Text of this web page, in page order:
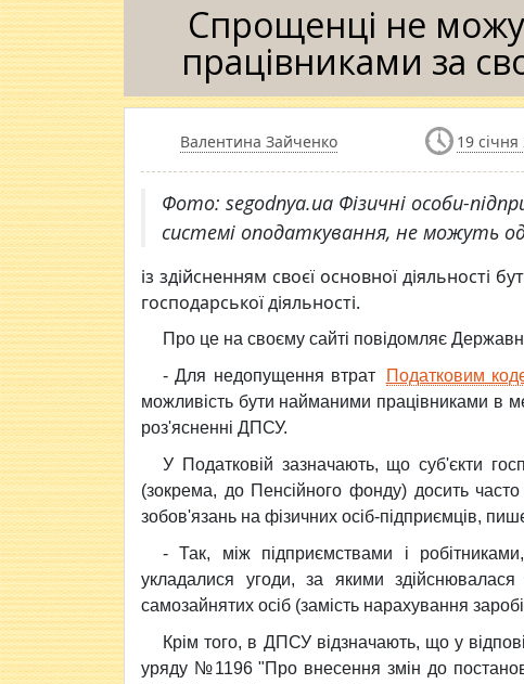
Спрощенці не
працівниками за
Валентина Зайченко 19
Фото: segodnya.ua Фізичні особи-
системі оподаткування, не можуть
із здійсненням своєї основної
господарської діяльності.
Про це на своєму сайті повідомляє
- Для недопущення втрат
Податковим
можливість бути найманими працівниками в
роз'ясненні ДПСУ.
У Податковій зазначають, що суб'єкти
(зокрема, до Пенсійного фонду) досить
зобов'язань на фізичних осіб-підприємців,
- Так, між підприємствами і
укладалися угоди, за якими
самозайнятих осіб (замість нарахування
Крім того, в ДПСУ відзначають, що у
уряду №1196 "Про внесення змін до